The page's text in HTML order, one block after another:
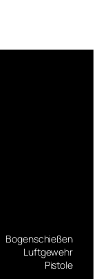
Bogenschießen
Luftgewehr
Pistole